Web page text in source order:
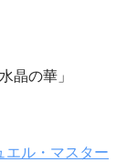
晶の華」
エル・マスター